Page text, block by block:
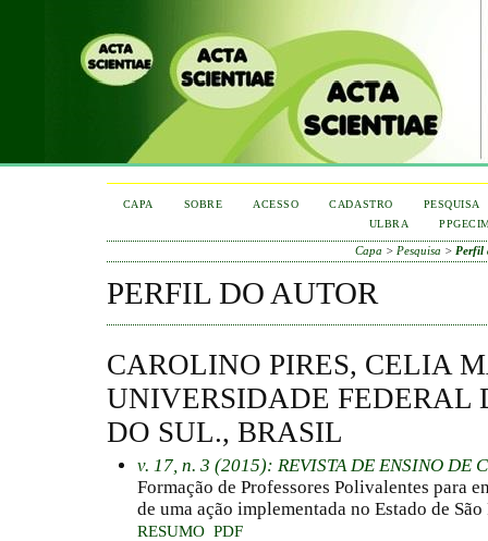
CAPA SOBRE ACESSO CADASTRO
PESQUISA
ULBRA
Capa > Pesquisa > Perfil
PERFIL DO AUTOR
CAROLINO PIRES, CELIA
UNIVERSIDADE FEDERAL
DO SUL., BRASIL
v. 17, n. 3 (2015): REVISTA DE ENSINO DE
Formação de Professores Polivalentes para
de uma ação implementada no Estado de São
RESUMO PDF